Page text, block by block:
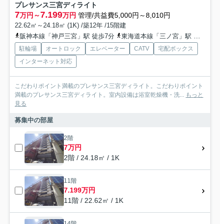
プレサンス三宮ディライト
7万円～7.199万円 管理/共益費5,000円～8,010円
22.62㎡～24.18㎡ (1K) /築12年 /15階建
阪神本線「神戸三宮」駅 徒歩7分
東海道本線「三ノ宮」駅 徒歩9分
駐輪場 オートロック エレベーター CATV
宅配ボックス
インターネット対応
こだわりポイント満載のプレサンス三宮ディライト。こだわりポイント
満載のプレサンス三宮ディライト。室内設備は浴室乾燥機・洗...
もっと
見る
募集中の部屋
2階
7万円
2階 / 24.18㎡ / 1K
11階
7.199万円
11階 / 22.62㎡ / 1K